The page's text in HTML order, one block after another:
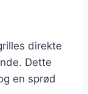
direkte
Dette
en sprød